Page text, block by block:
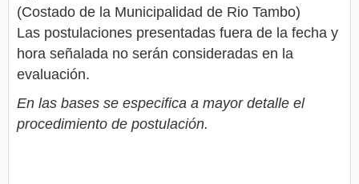
(Costado de la Municipalidad de Rio Tambo)
Las postulaciones presentadas fuera de la fecha y
hora señalada no serán consideradas en la
evaluación.
En las bases se especifica a mayor detalle el
procedimiento de postulación.